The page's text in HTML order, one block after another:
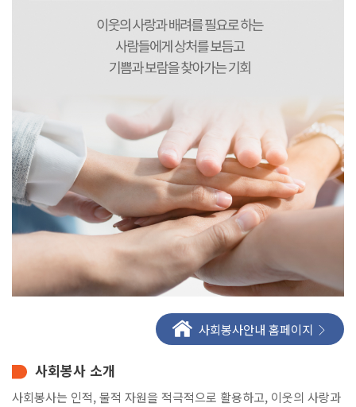
입학안내
입학안내
학과안내
K-컬쳐계열
사회계열
기술계열
K-국방계열
스포츠 계열
글로벌계열
산업체위탁과정
사회봉사안내 홈페이지
사회봉사 소개
사회봉사는 인적, 물적 자원을 적극적으로 활용하고, 이웃의 사랑과